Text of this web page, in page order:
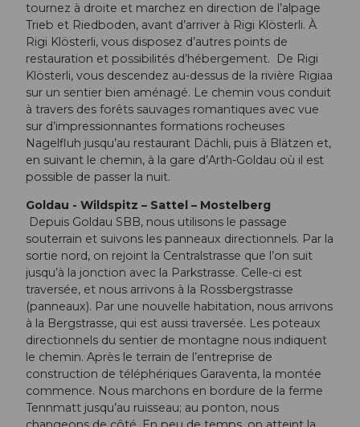
tournez à droite et marchez en direction de l’alpage
Trieb et Riedboden, avant d’arriver à Rigi Klösterli. À
Rigi Klösterli, vous disposez d’autres points de
restauration et possibilités d’hébergement. De Rigi
Klösterli, vous descendez au-dessus de la rivière Rigiaa
sur un sentier bien aménagé. Le chemin vous conduit
à travers des forêts sauvages romantiques avec vue
sur d’impressionnantes formations rocheuses
Nagelfluh jusqu’au restaurant Dächli, puis à Blätzen et,
en suivant le chemin, à la gare d’Arth-Goldau où il est
possible de passer la nuit.
Goldau - Wildspitz – Sattel – Mostelberg
Depuis Goldau SBB, nous utilisons le passage
souterrain et suivons les panneaux directionnels. Par la
sortie nord, on rejoint la Centralstrasse que l’on suit
jusqu’à la jonction avec la Parkstrasse. Celle-ci est
traversée, et nous arrivons à la Rossbergstrasse
(panneaux). Par une nouvelle habitation, nous arrivons
à la Bergstrasse, qui est aussi traversée. Les poteaux
directionnels du sentier de montagne nous indiquent
le chemin. Après le terrain de l’entreprise de
construction de téléphériques Garaventa, la montée
commence. Nous marchons en bordure de la ferme
Tennmatt jusqu’au ruisseau; au ponton, nous